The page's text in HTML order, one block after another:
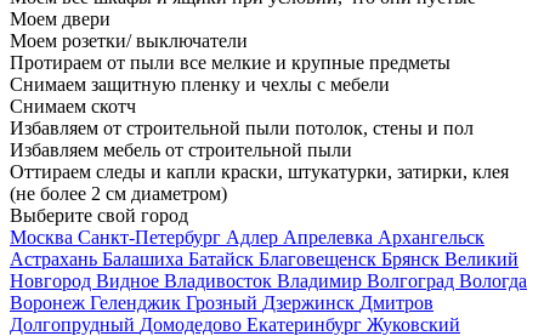
Моем двери
Моем розетки/ выключатели
Протираем от пыли все мелкие и крупные предметы
Снимаем защитную пленку и чехлы с мебели
Снимаем скотч
Избавляем от строительной пыли потолок, стены и пол
Избавляем мебель от строительной пыли
Оттираем следы и капли краски, штукатурки, затирки, клея
(не более 2 см диаметром)
Выберите свой город
Москва Санкт-Петербург Адлер Апрелевка Архангельск
Астрахань Балашиха Батайск Благовещенск Брянск Великий
Новгород Видное Владивосток Владимир Волгоград Вологда
Воронеж Геленджик Грозный Дзержинск Дмитров
Долгопрудный Домодедово Екатеринбург Жуковский